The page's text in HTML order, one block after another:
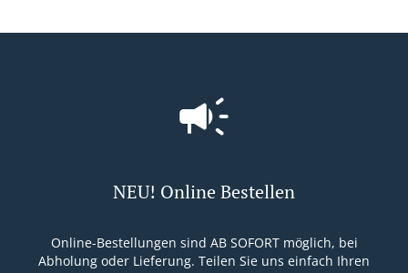
NEU! Online Bestellen
Online-Bestellungen sind AB SOFORT möglich, bei
Abholung oder Lieferung. Teilen Sie uns einfach Ihren